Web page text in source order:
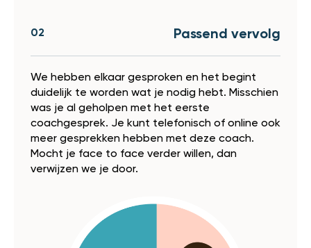
02 Passend vervolg
We hebben elkaar gesproken en het begint
duidelijk te worden wat je nodig hebt. Misschien
was je al geholpen met het eerste
coachgesprek. Je kunt telefonisch of online ook
meer gesprekken hebben met deze coach.
Mocht je face to face verder willen, dan
verwijzen we je door.